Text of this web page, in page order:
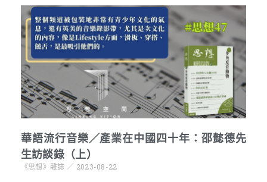
華語流行音樂／產業在中國四十年：邵懿德先
生訪談錄（上）
《思想》雜誌 2023-08-22